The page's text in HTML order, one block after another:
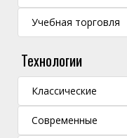
Учебная торговля
Технологии
Классические
Современные